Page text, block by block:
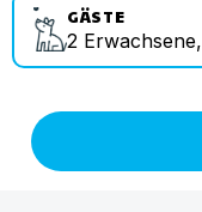
GÄSTE
2 Erwachsene,